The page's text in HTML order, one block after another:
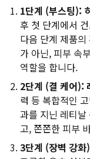
1단계 (부스팅):
후 첫 단계에서
다음 단계 제품
가 아닌, 피부 속
역할을 합니다.
2단계 (결 케어):
력 등 복합적인
과를 지닌 레티
고, 쫀쫀한 피부
3단계 (장벽 강화